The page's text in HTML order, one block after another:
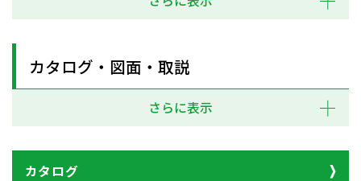
カタログ・図面・取説
さらに表示
カタログ